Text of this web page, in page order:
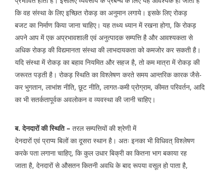
कि वह संस्था के लिए इच्छित रोकड़ का अनुमान लगाये। इसके लिए रोकड़
बजट का निर्माण किया जाना चाहिए। यह तथ्य ध्यान में रखना होगा, कि रोकड़
अपने आप में एक अप्रभावशाली एवं अनुत्पादक सम्पत्ति है और आवश्यकता से
अधिक रोकड़ की विद्यमानता संस्था की लाभदायकता को कमजोर कर सकती है।
यदि संस्था में रोकड़ का बहाव नियमित और सहज है, तो कम मात्रा में रोकड़ की
जरूरत पड़ती है। रोकड़ स्थिति का विश्लेषण करते समय आन्तरिक कारक जैसे-
कर भुगतान, लाभांश नीति, छूट नीति, लागत-कमी प्रोग्राम, कीमत परिवर्तन, आदि
का भी सतर्कतापूर्वक अवलोकन व व्यवस्था की जानी चाहिए।
ब. देनदारों की स्थिति – तरल सम्पत्तियों की श्रेणी में
देनदारों एवं प्राप्य बिलों का दूसरा स्थान है। अतः इनका भी विधिवत् विश्लेषण
करके पता लगाना चाहिए, कि कुल उधार बिक्री का कितना भाग बकाया रह
जाता है, देनदारों से औसतन कितनी अवधि के बाद रूपया वसूल हो पाता है,